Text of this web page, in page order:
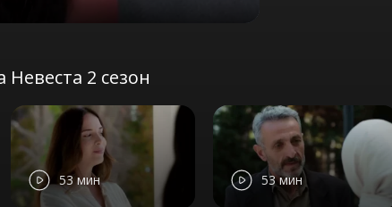
2 сезон
53 мин 53 мин